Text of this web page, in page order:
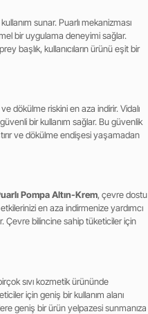
sunar. Puarlı mekanizması
bir uygulama deneyimi sağlar.
başlık, kullanıcıların ürünü eşit bir
dökülme riskini en aza indirir. Vidalı
bir kullanım sağlar. Bu güvenlik
ve dökülme endişesi yaşamadan
Pompa Altın-Krem, çevre dostu
en aza indirmenize yardımcı
Çevre bilincine sahip tüketiciler için
sıvı kozmetik ürününde
için geniş bir kullanım alanı
geniş bir ürün yelpazesi sunmanıza